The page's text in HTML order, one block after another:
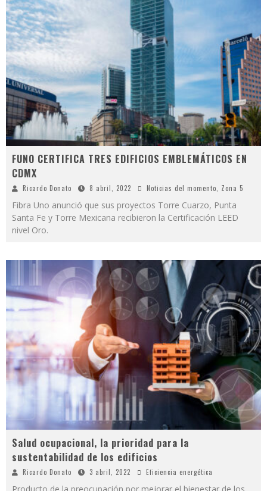
FUNO CERTIFICA TRES EDIFICIOS EMBLEMÁTICOS EN
CDMX
Ricardo Donato 8 abril, 2022 Noticias del momento Zona 5
Fibra Uno anunció que sus proyectos Torre Cuarzo, Punta
Santa Fe y Torre Mexicana recibieron la Certificación LEED
nivel Oro.
Salud ocupacional, la prioridad para la
sustentabilidad de los edificios
Ricardo Donato 3 abril, 2022 Eficiencia energética